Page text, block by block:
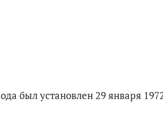
был установлен 29 января